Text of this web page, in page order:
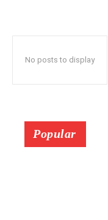
No posts to display
Popular